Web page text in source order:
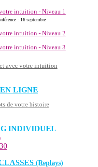
intuition - Niveau 1
: 16 septembre
intuition - Niveau 2
intuition - Niveau 3
avec votre intuition
LIGNE
de votre histoire
INDIVIDUEL
(Replays)